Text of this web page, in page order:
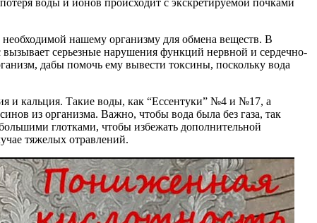
нашему организму для обмена веществ. В
вызывает серьезные нарушения функций нервной и сердечно-
дабы помочь ему вывести токсины, поскольку вода
и кальция. Такие воды, как “Ессентуки” №4 и №17, а
из организма. Важно, чтобы вода была без газа, так
глотками, чтобы избежать дополнительной
тяжелых отравлений.